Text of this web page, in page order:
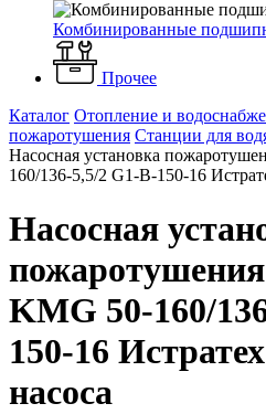
Комбинированные
Прочее
Каталог Отопление и
пожаротушения Станции для
Насосная установка
160/136-5,5/2 G1-B-150-16
Насосная
KMG 50-160/
150-16
насоса